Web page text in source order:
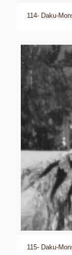
114- Daku-
115- Daku-